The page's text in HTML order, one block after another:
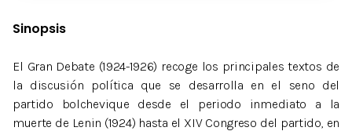
Sinopsis
El Gran Debate (1924-1926) recoge los principales textos de
la discusión política que se desarrolla en el seno del
partido bolchevique desde el periodo inmediato a la
muerte de Lenin (1924) hasta el XIV Congreso del partido, en